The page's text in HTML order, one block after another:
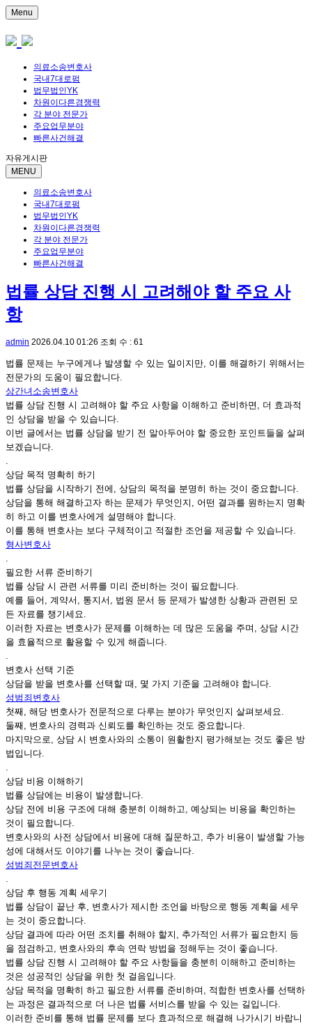
Menu
의료소송변호사
국내7대로펌
법무법인YK
차원이다른경쟁력
각 분야 전문가
주요업무분야
빠른사건해결
자유게시판
MENU
의료소송변호사
국내7대로펌
법무법인YK
차원이다른경쟁력
각 분야 전문가
주요업무분야
빠른사건해결
법률 상담 진행 시 고려해야 할 주요 사
항
admin 2026.04.10 01:26 조회 수 : 61
법률 문제는 누구에게나 발생할 수 있는 일이지만, 이를 해결하기 위해서는
전문가의 도움이 필요합니다.
상간녀소송변호사
법률 상담 진행 시 고려해야 할 주요 사항을 이해하고 준비하면, 더 효과적
인 상담을 받을 수 있습니다.
이번 글에서는 법률 상담을 받기 전 알아두어야 할 중요한 포인트들을 살펴
보겠습니다.
.
상담 목적 명확히 하기
법률 상담을 시작하기 전에, 상담의 목적을 분명히 하는 것이 중요합니다.
상담을 통해 해결하고자 하는 문제가 무엇인지, 어떤 결과를 원하는지 명확
히 하고 이를 변호사에게 설명해야 합니다.
이를 통해 변호사는 보다 구체적이고 적절한 조언을 제공할 수 있습니다.
형사변호사
.
필요한 서류 준비하기
법률 상담 시 관련 서류를 미리 준비하는 것이 필요합니다.
예를 들어, 계약서, 통지서, 법원 문서 등 문제가 발생한 상황과 관련된 모
든 자료를 챙기세요.
이러한 자료는 변호사가 문제를 이해하는 데 많은 도움을 주며, 상담 시간
을 효율적으로 활용할 수 있게 해줍니다.
.
변호사 선택 기준
상담을 받을 변호사를 선택할 때, 몇 가지 기준을 고려해야 합니다.
성범죄변호사
첫째, 해당 변호사가 전문적으로 다루는 분야가 무엇인지 살펴보세요.
둘째, 변호사의 경력과 신뢰도를 확인하는 것도 중요합니다.
마지막으로, 상담 시 변호사와의 소통이 원활한지 평가해보는 것도 좋은 방
법입니다.
.
상담 비용 이해하기
법률 상담에는 비용이 발생합니다.
상담 전에 비용 구조에 대해 충분히 이해하고, 예상되는 비용을 확인하는
것이 필요합니다.
변호사와의 사전 상담에서 비용에 대해 질문하고, 추가 비용이 발생할 가능
성에 대해서도 이야기를 나누는 것이 좋습니다.
성범죄전문변호사
.
상담 후 행동 계획 세우기
법률 상담이 끝난 후, 변호사가 제시한 조언을 바탕으로 행동 계획을 세우
는 것이 중요합니다.
상담 결과에 따라 어떤 조치를 취해야 할지, 추가적인 서류가 필요한지 등
을 점검하고, 변호사와의 후속 연락 방법을 정해두는 것이 좋습니다.
법률 상담 진행 시 고려해야 할 주요 사항들을 충분히 이해하고 준비하는
것은 성공적인 상담을 위한 첫 걸음입니다.
상담 목적을 명확히 하고 필요한 서류를 준비하며, 적합한 변호사를 선택하
는 과정은 결과적으로 더 나은 법률 서비스를 받을 수 있는 길입니다.
이러한 준비를 통해 법률 문제를 보다 효과적으로 해결해 나가시기 바랍니